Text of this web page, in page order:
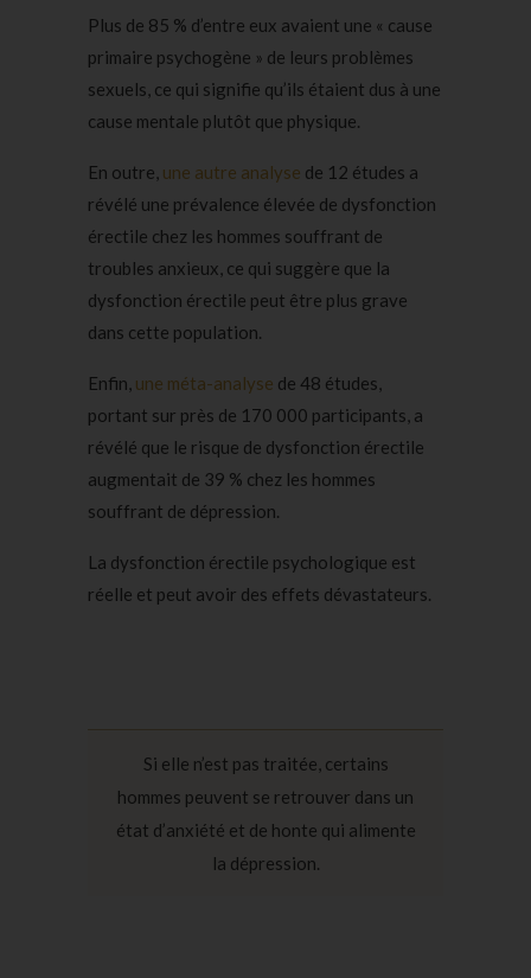
Plus de 85 % d’entre eux avaient une « cause
primaire psychogène » de leurs problèmes
sexuels, ce qui signifie qu’ils étaient dus à une
cause mentale plutôt que physique.
En outre, une autre analyse de 12 études a
révélé une prévalence élevée de dysfonction
érectile chez les hommes souffrant de
troubles anxieux, ce qui suggère que la
dysfonction érectile peut être plus grave
dans cette population.
Enfin, une méta-analyse de 48 études,
portant sur près de 170 000 participants, a
révélé que le risque de dysfonction érectile
augmentait de 39 % chez les hommes
souffrant de dépression.
La dysfonction érectile psychologique est
réelle et peut avoir des effets dévastateurs.
Si elle n’est pas traitée, certains
hommes peuvent se retrouver dans un
état d’anxiété et de honte qui alimente
la dépression.